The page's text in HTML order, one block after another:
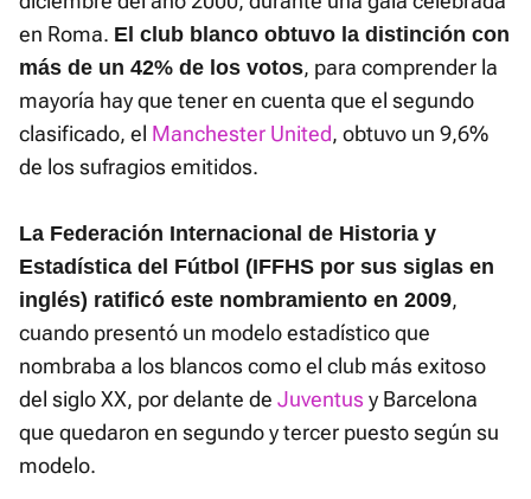
en Roma. El club blanco obtuvo la distinción con
más de un 42% de los votos, para comprender la
mayoría hay que tener en cuenta que el segundo
clasificado, el Manchester United, obtuvo un 9,6%
de los sufragios emitidos.
La Federación Internacional de Historia y
Estadística del Fútbol (IFFHS por sus siglas en
inglés) ratificó este nombramiento en 2009,
cuando presentó un modelo estadístico que
nombraba a los blancos como el club más exitoso
del siglo XX, por delante de Juventusy Barcelona
que quedaron en segundo y tercer puesto según su
modelo.